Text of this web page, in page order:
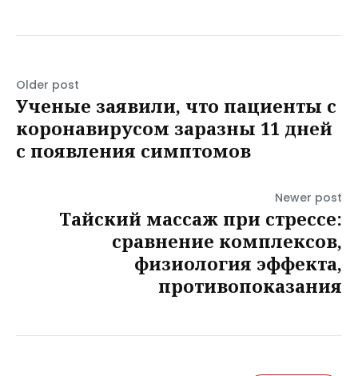
Older post
Ученые заявили, что пациенты с
коронавирусом заразны 11 дней
с появления симптомов
Newer post
Тайский массаж при стрессе:
сравнение комплексов,
физиология эффекта,
противопоказания